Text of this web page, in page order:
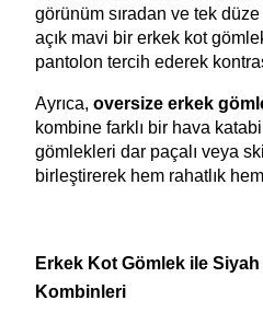
görünüm sıradan ve tek
açık mavi bir erkek kot
pantolon tercih ederek
Ayrıca, oversize erkek
kombine farklı bir hava
gömlekleri dar paçalı veya
birleştirerek hem rahatlık
Erkek Kot Gömlek ile
Kombinleri